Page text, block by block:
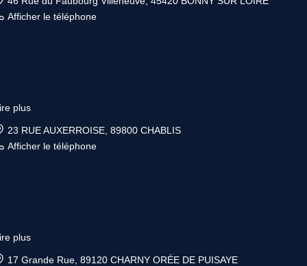
Afficher le téléphone
plus
23 RUE AUXERROISE, 89800 CHABLIS
Afficher le téléphone
plus
17 Grande Rue, 89120 CHARNY ORÉE DE PUISAYE